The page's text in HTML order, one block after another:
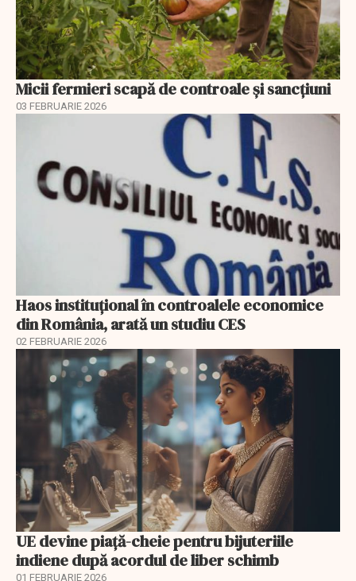
Micii fermieri scapă de controale și sancțiuni
03 FEBRUARIE 2026
Haos instituțional în controalele economice
din România, arată un studiu CES
02 FEBRUARIE 2026
UE devine piață-cheie pentru bijuteriile
indiene după acordul de liber schimb
01 FEBRUARIE 2026